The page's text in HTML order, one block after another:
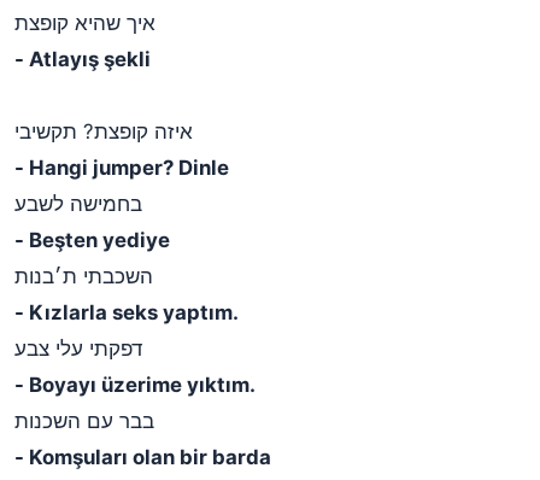
איך שהיא קופצת
- Atlayış şekli
איזה קופצת? תקשיבי
- Hangi jumper? Dinle
בחמישה לשבע
- Beşten yediye
השכבתי ת׳בנות
- Kızlarla seks yaptım.
דפקתי עלי צבע
- Boyayı üzerime yıktım.
בבר עם השכנות
- Komşuları olan bir barda